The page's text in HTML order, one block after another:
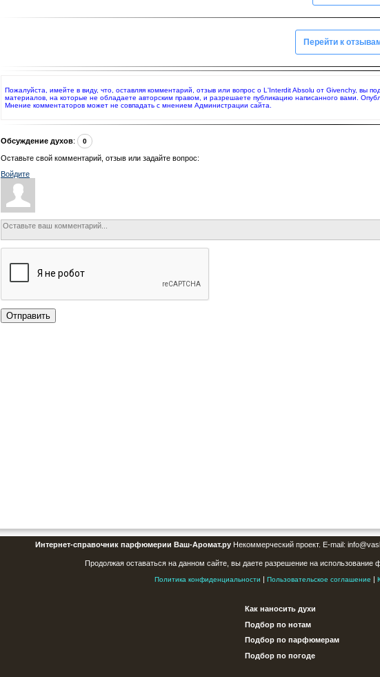
Перейти к
Пожалуйста, имейте в виду, что, оставляя комментарий, отзыв или вопрос о L'Interdit Absolu от Givenchy, вы
материалов, на которые не обладаете авторским правом, и разрешаете публикацию написанного вами.
Мнение комментаторов может не совпадать с мнением Администрации сайта.
Обсуждение духов: 0
Оставьте свой комментарий, отзыв или задайте вопрос:
Войдите
Отправить
Интернет-справочник парфюмерии Ваш-Аромат.руНекоммерческий проект. E-mail:
Продолжая оставаться на данном сайте, вы даете разрешение на
Политика конфиденциальности | Пользовательское соглашение |
Как наносить духи
Подбор по нотам
Подбор по парфюмерам
Подбор по погоде